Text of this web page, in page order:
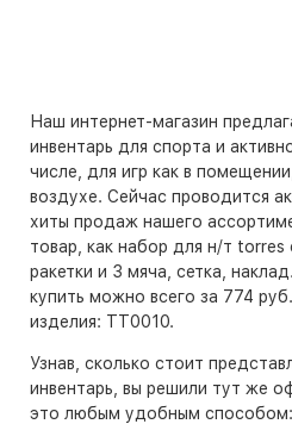
Наш интернет-магазин
инвентарь для спорта и
числе, для игр как в
воздухе. Сейчас проводится
хиты продаж нашего
товар, как набор для н/т
ракетки и 3 мяча, сетка,
купить можно всего за 774
изделия: TT0010.
Узнав, сколько стоит
инвентарь, вы решили тут же
это любым удобным способом: